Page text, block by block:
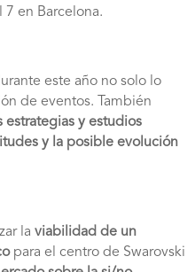
7 en Barcelona.
este año no solo lo
de eventos. También
estrategias y estudios
y la posible evolución
la viabilidad de un
para el centro de Swarovski